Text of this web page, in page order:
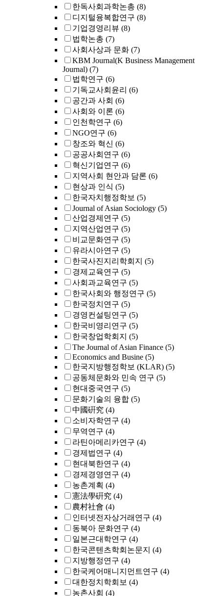
한독사회과학논총 (8)
디지털융복합연구 (8)
기업경영리뷰 (8)
법학논총 (7)
사회사상과 문화 (7)
KBM Journal(K Business Management
Journal) (7)
법학연구 (6)
기독교사회윤리 (6)
공간과 사회 (6)
사회와 이론 (6)
인천학연구 (6)
NGO연구 (6)
창조와 혁신 (6)
공공사회연구 (6)
혁신기업연구 (6)
지역사회 현안과 담론 (6)
현상과 인식 (5)
한국자치행정학보 (5)
Journal of Asian Sociology (5)
산업경제연구 (5)
지역산업연구 (5)
비교문화연구 (5)
유라시아연구 (5)
한국사진지리학회지 (5)
경제교육연구 (5)
사회과교육연구 (5)
한국사회와 행정연구 (5)
한국정치연구 (5)
경영컨설팅연구 (5)
한국비영리연구 (5)
한국창업학회지 (5)
The Journal of Asian Finance (5)
Economics and Busine (5)
한국지방행정학보 (KLAR) (5)
공동체문화와 민속 연구 (5)
현대중국연구 (5)
문화기술의 융합 (5)
中國硏究 (4)
소비자학연구 (4)
무역연구 (4)
라틴아메리카연구 (4)
경제법연구 (4)
현대북한연구 (4)
경제경영연구 (4)
농촌계획 (4)
憲法學硏究 (4)
農村社會 (4)
인터넷전자상거래연구 (4)
동북아 문화연구 (4)
일본근대학연구 (4)
한국콘텐츠학회논문지 (4)
지방행정연구 (4)
한국케어매니지먼트연구 (4)
대한정치학회보 (4)
농촌사회 (4)